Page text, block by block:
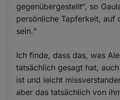
gegenübergestellt“, so
persönliche Tapferkeit, auf
sein.“
Ich finde, dass das, was
tatsächlich gesagt hat,
ist und leicht
aber das tatsächlich von